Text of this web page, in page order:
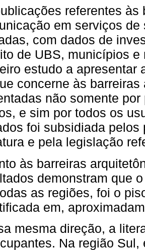
referentes às
em serviços
com dados de
de UBS, municípios
estudo a apresentar
concerne às
não somente
e sim por todos os
foi subsidiada
e pela legislação
às barreiras
demonstram que
as regiões, foi o
em,
mesma direção, a
Na região